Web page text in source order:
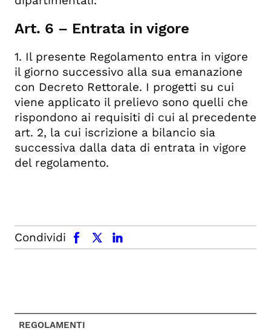
Art. 6 – Entrata in vigore
1. Il presente Regolamento entra in vigore
il giorno successivo alla sua emanazione
con Decreto Rettorale. I progetti su cui
viene applicato il prelievo sono quelli che
rispondono ai requisiti di cui al precedente
art. 2, la cui iscrizione a bilancio sia
successiva dalla data di entrata in vigore
del regolamento.
Condividi
facebook x.com linkedin
REGOLAMENTI